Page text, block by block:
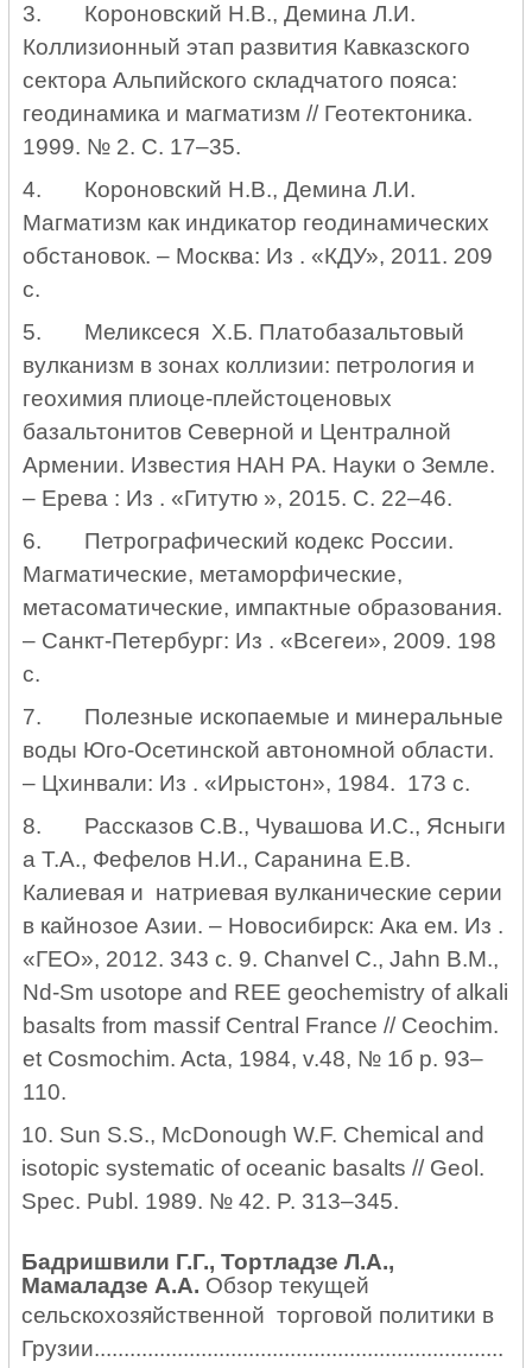
3.
Короновский Н.В., Демина Л.И.
Коллизионный этап развития Кавказского
сектора Альпийского складчатого пояса:
геодинамика и магматизм // Геотектоника.
1999. № 2. С. 17–35.
4.
Короновский Н.В., Демина Л.И.
Магматизм как индикатор геодинамических
обстановок. – Москва: Из . «КДУ», 2011. 209
с.
5.
Меликсеся Х.Б. Платобазальтовый
вулканизм в зонах коллизии: петрология и
геохимия плиоце-плейстоценовых
базальтонитов Северной и Централной
Армении. Известия НАН РА. Науки о Земле.
– Ерева : Из . «Гитутю », 2015. С. 22–46.
6.
Петрографический кодекс России.
Магматические, метаморфические,
метасоматические, импактные образования.
– Санкт-Петербург: Из . «Всегеи», 2009. 198
с.
7.
Полезные ископаемые и минеральные
воды Юго-Осетинской автономной области.
– Цхинвали: Из . «Ирыстон», 1984. 173 с.
8.
Рассказов С.В., Чувашова И.С., Ясныги
а Т.А., Фефелов Н.И., Саранина Е.В.
Калиевая и натриевая вулканические серии
в кайнозое Азии. – Новосибирск: Ака ем. Из .
«ГЕО», 2012. 343 с. 9. Chanvel C., Jahn B.M.,
Nd-Sm usotope and REE geochemistry of alkali
basalts from massif Central France // Ceochim.
et Cosmochim. Acta, 1984, v.48, № 1б р. 93–
110.
10. Sun S.S., McDonough W.F. Chemical and
isotopic systematic of oceanic basalts // Geol.
Spec. Publ. 1989. № 42. P. 313–345.
Бадришвили Г.Г., Тортладзе Л.А.,
Мамаладзе А.А. Обзор текущей
сельскохозяйственной торговой политики в
Грузии.....................................................................